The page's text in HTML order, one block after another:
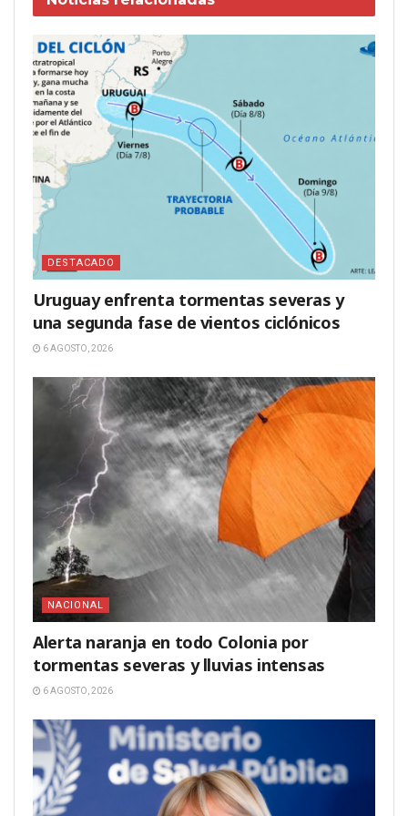
DESTACADO
Uruguay enfrenta tormentas severas y
una segunda fase de vientos ciclónicos
6 AGOSTO, 2026
NACIONAL
Alerta naranja en todo Colonia por
tormentas severas y lluvias intensas
6 AGOSTO, 2026